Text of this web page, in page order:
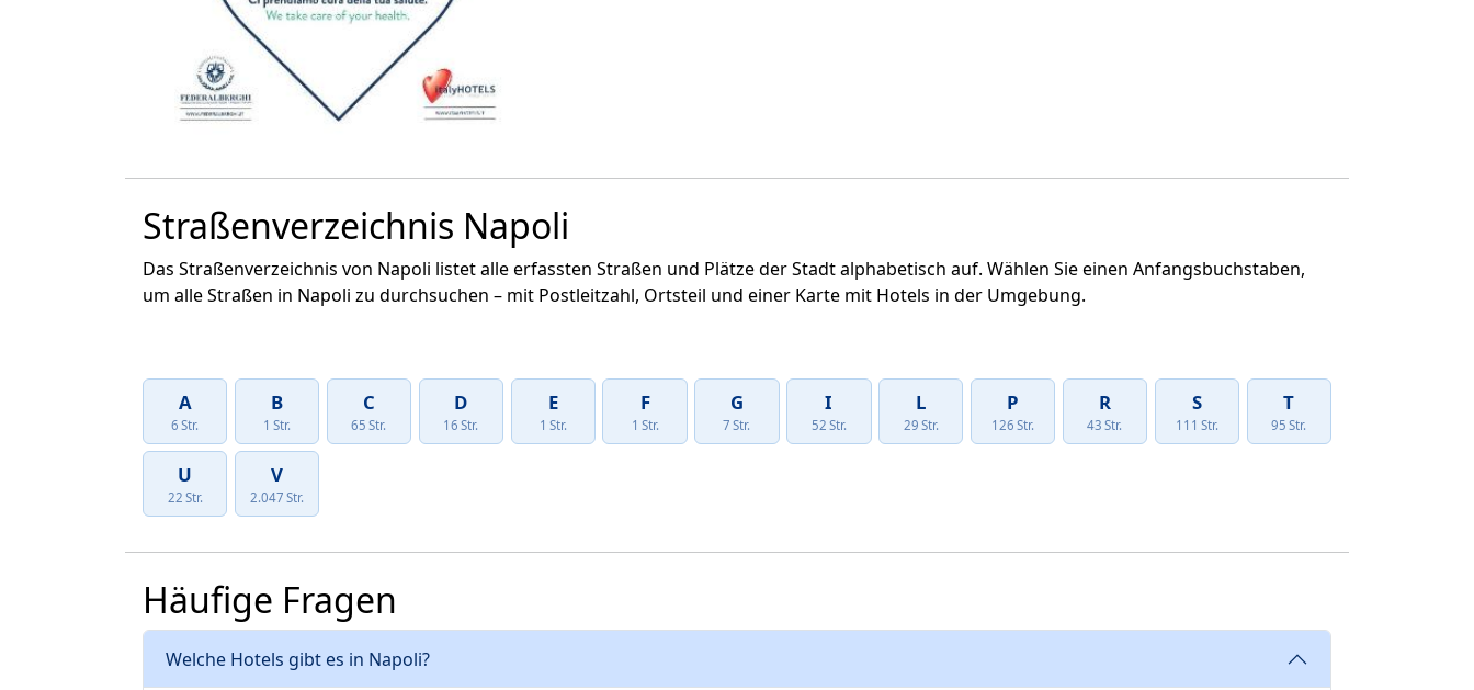
Straßenverzeichnis Napoli
Das Straßenverzeichnis von Napoli listet alle erfassten Straßen und Plätze der Stadt alphabetisch auf. Wählen Sie einen Anfangsbuchstaben,
um alle Straßen in Napoli zu durchsuchen – mit Postleitzahl, Ortsteil und einer Karte mit Hotels in der Umgebung.
A
6 Str.
B
1 Str.
C
65 Str.
D
16 Str.
E
1 Str.
F
1 Str.
G
7 Str.
I
52 Str.
L
29 Str.
P
126 Str.
R
43 Str.
S
111 Str.
T
95 Str.
U
22 Str.
V
2.047 Str.
Häufige Fragen
Welche Hotels gibt es in Napoli?